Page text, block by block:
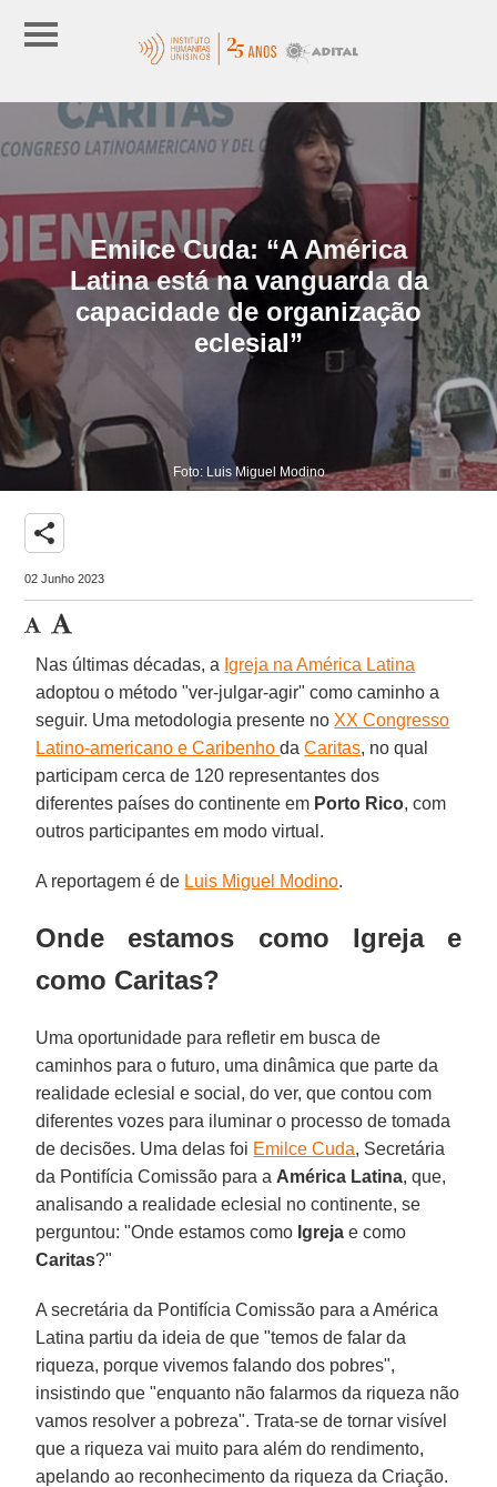
Emilce Cuda: “A América
Latina está na vanguarda da
capacidade de organização
eclesial”
Foto: Luis Miguel Modino
share
02 Junho 2023
Nas últimas décadas, a Igreja na América Latina
adoptou o método "ver-julgar-agir" como caminho a
seguir. Uma metodologia presente no XX Congresso
Latino-americano e CaribenhodaCaritas, no qual
participam cerca de 120 representantes dos
diferentes países do continente em Porto Rico, com
outros participantes em modo virtual.
A reportagem é de Luis Miguel Modino.
Onde estamos como Igreja e
como Caritas?
Uma oportunidade para refletir em busca de
caminhos para o futuro, uma dinâmica que parte da
realidade eclesial e social, do ver, que contou com
diferentes vozes para iluminar o processo de tomada
de decisões. Uma delas foi Emilce Cuda, Secretária
da Pontifícia Comissão para a América Latina, que,
analisando a realidade eclesial no continente, se
perguntou: "Onde estamos como Igreja e como
Caritas?"
A secretária da Pontifícia Comissão para a América
Latina partiu da ideia de que "temos de falar da
riqueza, porque vivemos falando dos pobres",
insistindo que "enquanto não falarmos da riqueza não
vamos resolver a pobreza". Trata-se de tornar visível
que a riqueza vai muito para além do rendimento,
apelando ao reconhecimento da riqueza da Criação.